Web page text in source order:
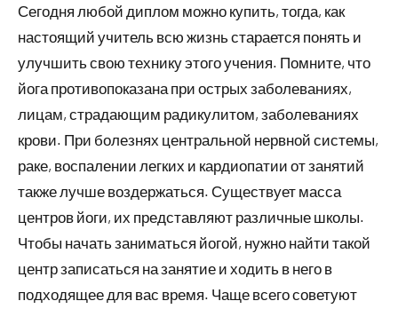
Сегодня любой диплом можно купить, тогда, как
настоящий учитель всю жизнь старается понять и
улучшить свою технику этого учения. Помните, что
йога противопоказана при острых заболеваниях,
лицам, страдающим радикулитом, заболеваниях
крови. При болезнях центральной нервной системы,
раке, воспалении легких и кардиопатии от занятий
также лучше воздержаться. Существует масса
центров йоги, их представляют различные школы.
Чтобы начать заниматься йогой, нужно найти такой
центр записаться на занятие и ходить в него в
подходящее для вас время. Чаще всего советуют